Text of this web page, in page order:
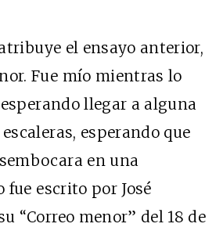
el ensayo anterior,
Fue mío mientras lo
llegar a alguna
esperando que
en una
fue escrito por José
“Correo menor” del 18 de